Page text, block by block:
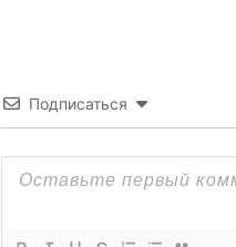
Подписаться